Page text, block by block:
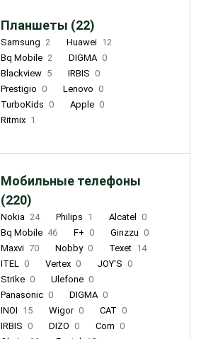
Планшеты (22)
Samsung 2 Huawei 12
Bq Mobile 2 DIGMA 0
Blackview 5 IRBIS 0
Prestigio 0 Lenovo 0
TurboKids 0 Apple 0
Ritmix 1
Мобильные телефоны
(220)
Nokia 24 Philips 1 Alcatel
0
Bq Mobile 46 F+ 0 Ginzzu 0
Maxvi 70 Nobby 0 Texet 14
ITEL 0 Vertex 0 JOY'S 0
Strike 0 Ulefone 0
Panasonic 0 DIGMA 0
INOI 15 Wigor 0 CAT 0
IRBIS 0 DIZO 0 Corn 0